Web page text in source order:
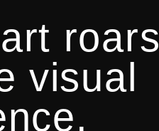
roars
visual